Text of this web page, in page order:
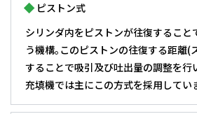
ピストン式
シリンダ内をピストンが往復すること
う機構｡このピストンの往復する距離(
することで吸引及び吐出量の調整を行
充填機では主にこの方式を採用してい